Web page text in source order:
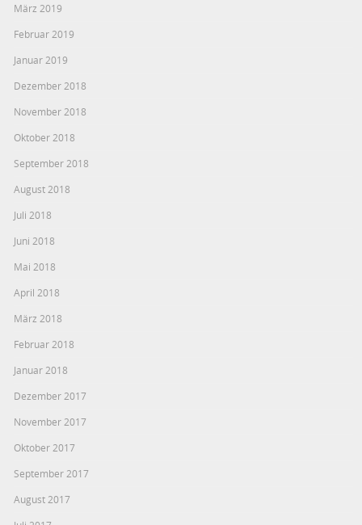
März 2019
Februar 2019
Januar 2019
Dezember 2018
November 2018
Oktober 2018
September 2018
August 2018
Juli 2018
Juni 2018
Mai 2018
April 2018
März 2018
Februar 2018
Januar 2018
Dezember 2017
November 2017
Oktober 2017
September 2017
August 2017